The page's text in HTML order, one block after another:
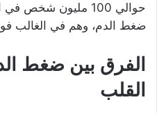
حوالي 100 مليون
ضغط الدم، وهم في الغالب
الفرق بين ضغط
القلب